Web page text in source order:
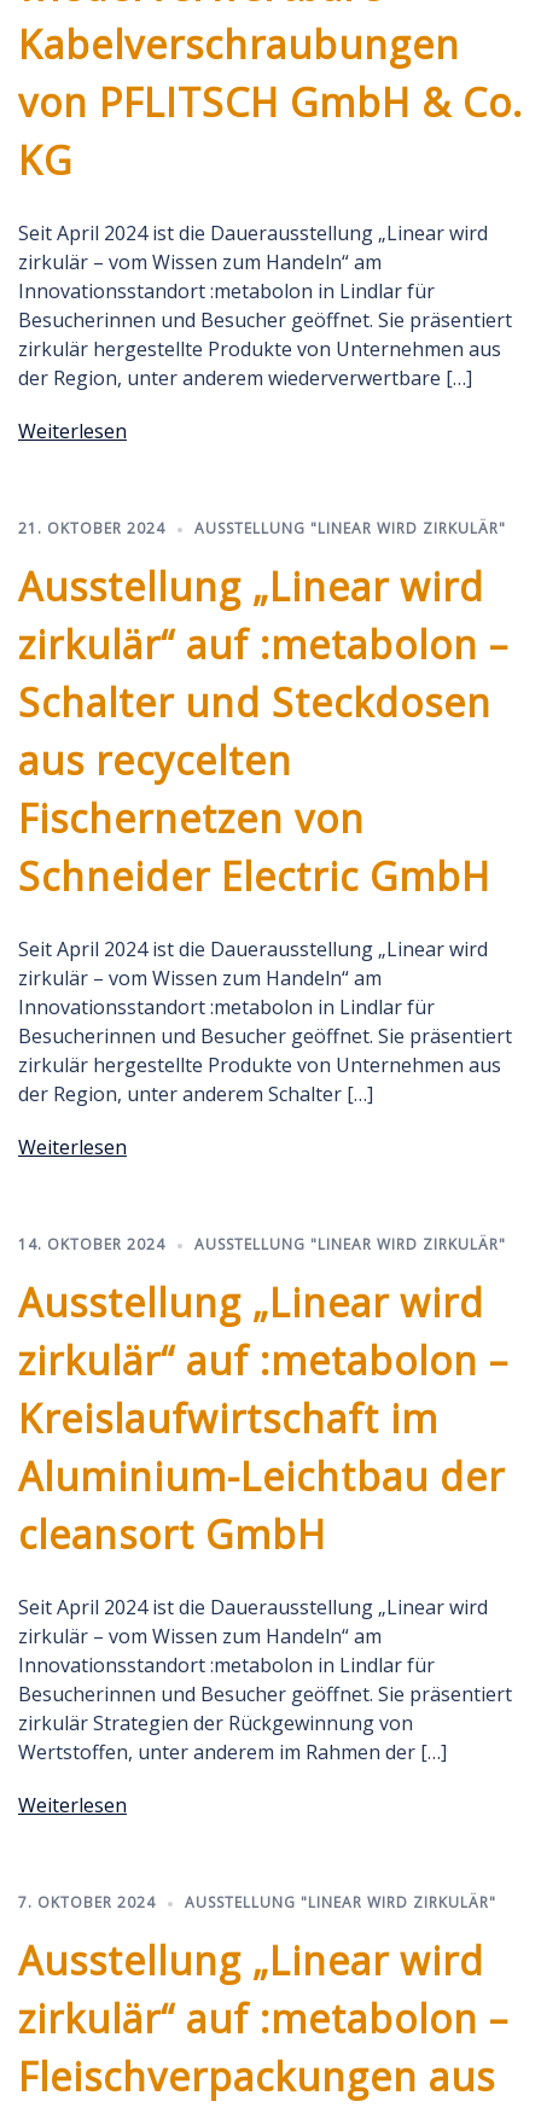
Kabelverschraubungen
von PFLITSCH GmbH & Co.
KG
Seit April 2024 ist die Dauerausstellung „Linear wird
zirkulär – vom Wissen zum Handeln“ am
Innovationsstandort :metabolon in Lindlar für
Besucherinnen und Besucher geöffnet. Sie präsentiert
zirkulär hergestellte Produkte von Unternehmen aus
der Region, unter anderem wiederverwertbare […]
Weiterlesen
21. OKTOBER 2024 AUSSTELLUNG "LINEAR WIRD ZIRKULÄR"
Ausstellung „Linear wird
zirkulär“ auf :metabolon –
Schalter und Steckdosen
aus recycelten
Fischernetzen von
Schneider Electric GmbH
Seit April 2024 ist die Dauerausstellung „Linear wird
zirkulär – vom Wissen zum Handeln“ am
Innovationsstandort :metabolon in Lindlar für
Besucherinnen und Besucher geöffnet. Sie präsentiert
zirkulär hergestellte Produkte von Unternehmen aus
der Region, unter anderem Schalter […]
Weiterlesen
14. OKTOBER 2024 AUSSTELLUNG "LINEAR WIRD ZIRKULÄR"
Ausstellung „Linear wird
zirkulär“ auf :metabolon –
Kreislaufwirtschaft im
Aluminium-Leichtbau der
cleansort GmbH
Seit April 2024 ist die Dauerausstellung „Linear wird
zirkulär – vom Wissen zum Handeln“ am
Innovationsstandort :metabolon in Lindlar für
Besucherinnen und Besucher geöffnet. Sie präsentiert
zirkulär Strategien der Rückgewinnung von
Wertstoffen, unter anderem im Rahmen der […]
Weiterlesen
7. OKTOBER 2024 AUSSTELLUNG "LINEAR WIRD ZIRKULÄR"
Ausstellung „Linear wird
zirkulär“ auf :metabolon –
Fleischverpackungen aus